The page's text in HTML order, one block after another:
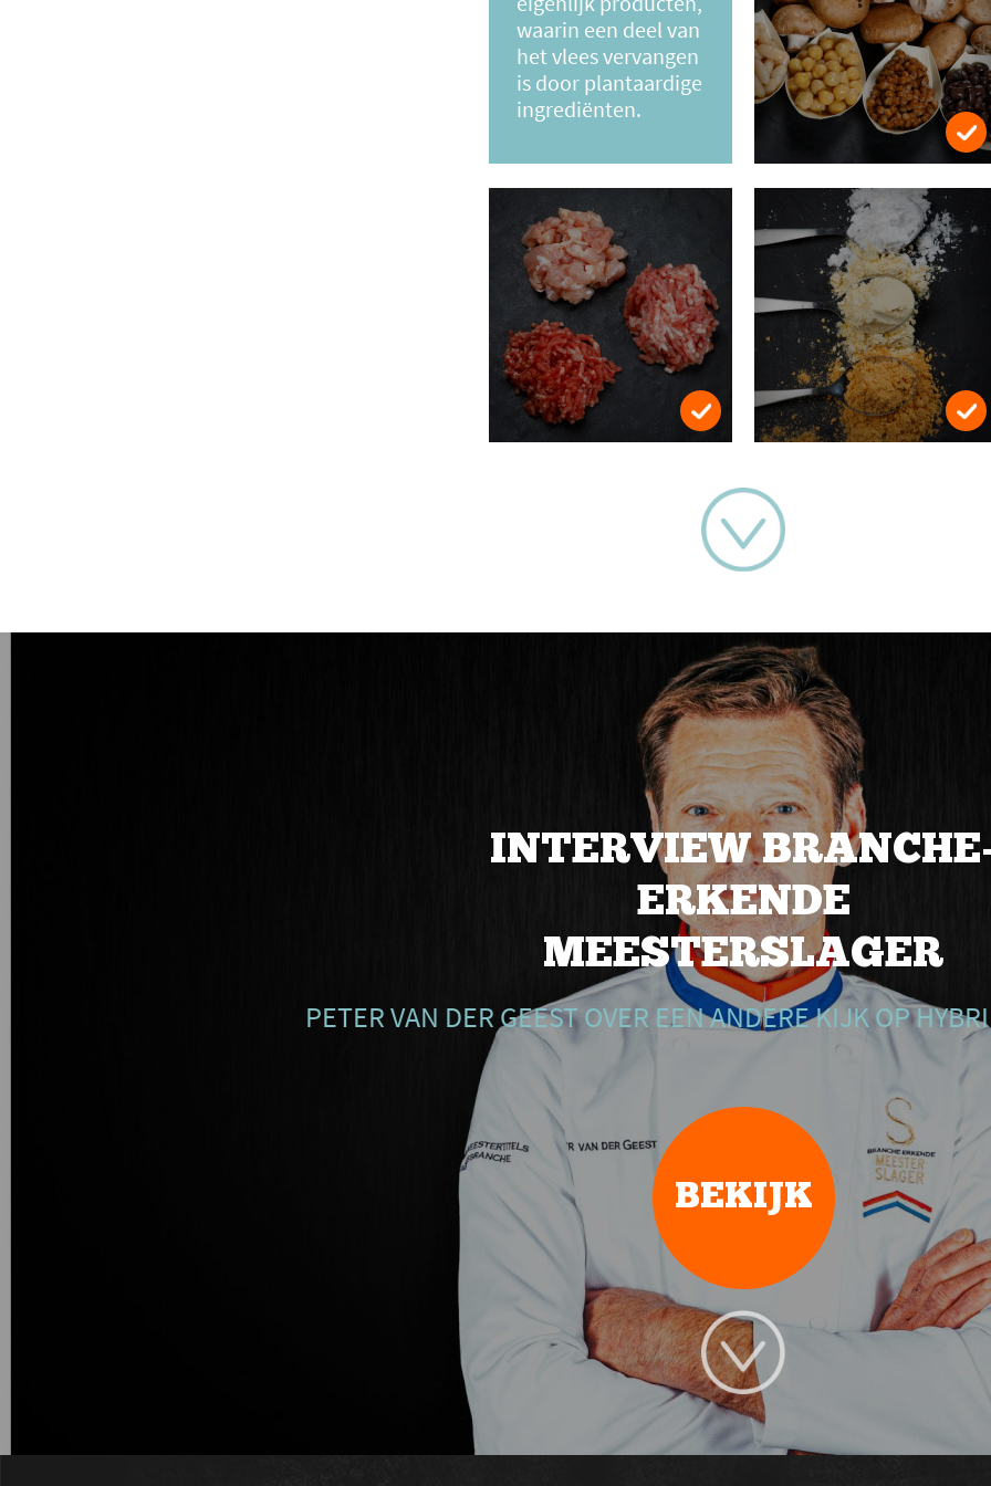
waarin een deel van
het vlees vervangen
is door plantaardige
ingrediënten.
INTERVIEW
ERKENDE
MEESTERSLAGER
PETER VAN DER GEEST OVER EEN ANDERE KIJK OP
BEKIJK